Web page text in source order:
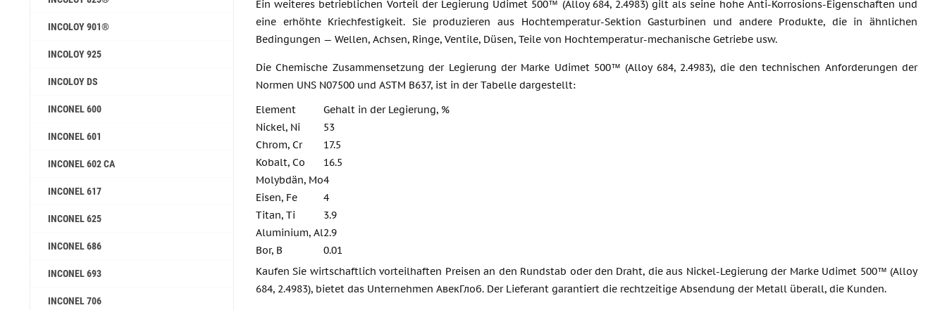
INCOLOY 901®
INCOLOY 925
INCOLOY DS
INCONEL 600
INCONEL 601
INCONEL 602 CA
INCONEL 617
INCONEL 625
INCONEL 686
INCONEL 693
INCONEL 706
Ein weiteres betrieblichen Vorteil der Legierung Udimet 500™ (Alloy 684, 2.4983) gilt als seine hohe Anti-Korrosions-Eigenschaften und
eine erhöhte Kriechfestigkeit. Sie produzieren aus Hochtemperatur-Sektion Gasturbinen und andere Produkte, die in ähnlichen
Bedingungen — Wellen, Achsen, Ringe, Ventile, Düsen, Teile von Hochtemperatur-mechanische Getriebe usw.
Die Chemische Zusammensetzung der Legierung der Marke Udimet 500™ (Alloy 684, 2.4983), die den technischen Anforderungen der
Normen UNS N07500 und ASTM B637, ist in der Tabelle dargestellt:
Element
Gehalt in der Legierung, %
Nickel, Ni
53
Chrom, Cr
17.5
Kobalt, Co
16.5
Molybdän, Mo4
Eisen, Fe
4
Titan, Ti
3.9
Aluminium, Al2.9
Bor, B
0.01
Kaufen Sie wirtschaftlich vorteilhaften Preisen an den Rundstab oder den Draht, die aus Nickel-Legierung der Marke Udimet 500™ (Alloy
684, 2.4983), bietet das Unternehmen АвекГлоб. Der Lieferant garantiert die rechtzeitige Absendung der Metall überall, die Kunden.